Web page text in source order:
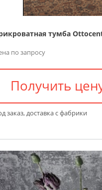
тумба
по запросу
Получить
заказ, доставка с фабрики